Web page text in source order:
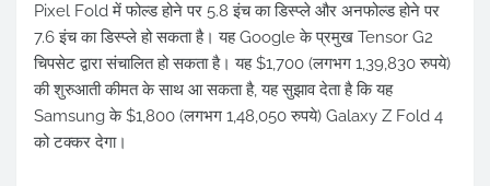
Pixel Fold में फोल्ड होने पर 5.8 इंच का डिस्प्ले और अनफोल्ड होने पर
7.6 इंच का डिस्प्ले हो सकता है। यह Google के प्रमुख Tensor G2
चिपसेट द्वारा संचालित हो सकता है। यह $1,700 (लगभग 1,39,830 रुपये)
की शुरुआती कीमत के साथ आ सकता है, यह सुझाव देता है कि यह
Samsung के $1,800 (लगभग 1,48,050 रुपये) Galaxy Z Fold 4
को टक्कर देगा।